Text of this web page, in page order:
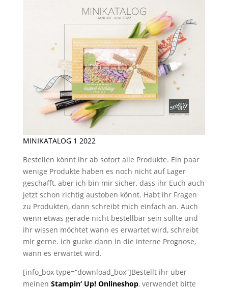
MINIKATALOG 1 2022
Bestellen könnt ihr ab sofort alle Produkte. Ein paar
wenige Produkte haben es noch nicht auf Lager
geschafft, aber ich bin mir sicher, dass ihr Euch auch
jetzt schon richtig austoben könnt. Habt ihr Fragen
zu Produkten, dann schreibt mich einfach an. Auch
wenn etwas gerade nicht bestellbar sein sollte und
ihr wissen möchtet wann es erwartet wird, schreibt
mir gerne. ich gucke dann in die interne Prognose,
wann es erwartet wird.
[info_box type=“download_box“]Bestellt ihr über
meinen Stampin‘ Up! Onlineshop, verwendet bitte